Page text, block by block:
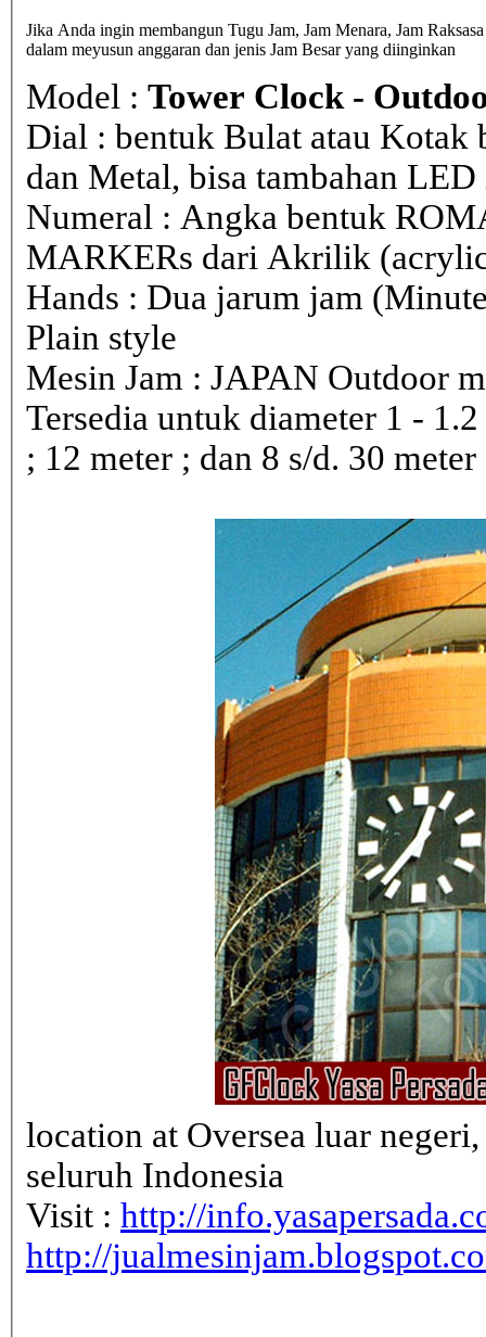
Jika Anda ingin membangun Tugu Jam, Jam Menara, Jam
dalam meyusun anggaran dan jenis Jam Besar yang diinginkan
Model : Tower Clock -
Dial : bentuk Bulat atau
dan Metal, bisa tambahan
Numeral : Angka bentuk
MARKERs dari Akrilik
Hands : Dua jarum jam
Plain style
Mesin Jam : JAPAN Outdoor
Tersedia untuk diameter 1 -
; 12 meter ; dan 8 s/d. 30 meter
location at Oversea luar
seluruh Indonesia
Visit : http://
http://